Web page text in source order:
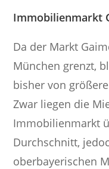
Immobilienmarkt
Da der Markt
München grenzt,
bisher von
Zwar liegen die
Immobilienmarkt
Durchschnitt,
oberbayerischen